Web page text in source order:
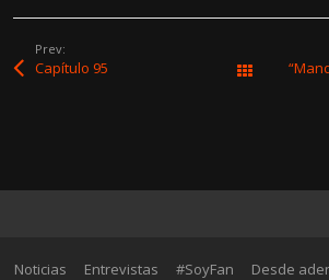
Prev:
Capítulo 95 All Works
Noticias Entrevistas #SoyFan Desde